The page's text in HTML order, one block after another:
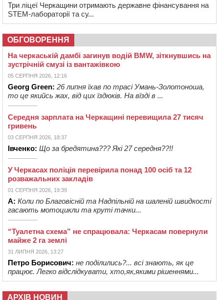
Три ліцеї Черкащини отримають державне фінансування на
STEM-лабораторії та су...
ОБГОВОРЕННЯ
На черкаській дамбі загинув водій BMW, зіткнувшись на
зустрічній смузі із вантажівкою
05 СЕРПНЯ 2026, 12:16
Georg Green: 26 липня їхав по трасі Умань-Золотоноша,
то це якийсь жах, від цих їздюків. На вїзді в ...
Середня зарплата на Черкащині перевищила 27 тисяч
гривень
03 СЕРПНЯ 2026, 18:37
Івченко: Що за бредятина??? Які 27 середня??!!
У Черкасах поліція перевірила понад 100 осіб та 12
розважальних закладів
01 СЕРПНЯ 2026, 19:39
А: Коли по Благовісній та Надпільній на шаленій швидкості
гасають мотоцикли та круті тачки...
“Туалетна схема” не спрацювала: Черкасам повернули
майже 2 га землі
31 ЛИПНЯ 2026, 13:27
Петро Борисович: не поділились?... всі знають, як це
працює. Легко відслідкувати, хто,як,якими рішеннями...
АРХІВ НОВИН